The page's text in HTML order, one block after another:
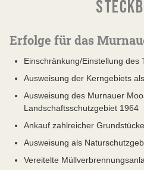
Erfolge für das
Einschränkung/Einstellung des
Ausweisung der Kerngebiets
Ausweisung des Murnauer
Landschaftsschutzgebiet 1964
Ankauf zahlreicher
Ausweisung als
Vereitelte